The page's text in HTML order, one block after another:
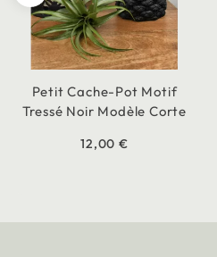
Petit Cache-Pot Motif
Tressé Noir Modèle Corte
12,00 €